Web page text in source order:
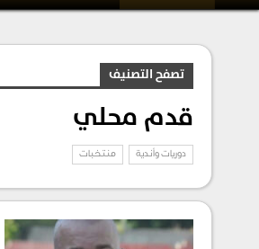
تصفح التصنيف
قدم محلي
دوريات وأندية منتخبات